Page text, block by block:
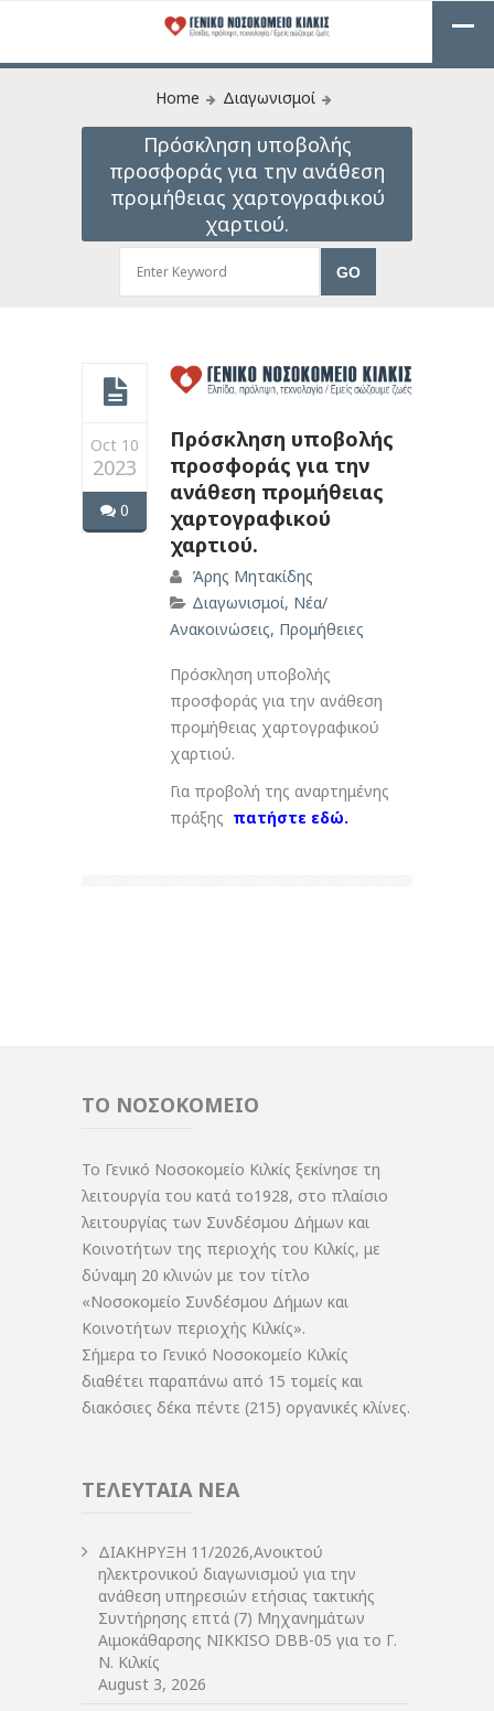
Home Διαγωνισμοί
Πρόσκληση υποβολής
προσφοράς για την ανάθεση
προμήθειας χαρτογραφικού
χαρτιού.
Oct 10
2023
0
Πρόσκληση υποβολής
προσφοράς για την
ανάθεση προμήθειας
χαρτογραφικού
χαρτιού.
Άρης Μητακίδης
Διαγωνισμοί, Νέα/
Ανακοινώσεις, Προμήθειες
Πρόσκληση υποβολής
προσφοράς για την ανάθεση
προμήθειας χαρτογραφικού
χαρτιού.
Για προβολή της αναρτημένης
πράξης πατήστε εδώ.
ΤΟ ΝΟΣΟΚΟΜΕΙΟ
Το Γενικό Νοσοκομείο Κιλκίς ξεκίνησε τη
λειτουργία του κατά το1928, στο πλαίσιο
λειτουργίας των Συνδέσμου Δήμων και
Κοινοτήτων της περιοχής του Κιλκίς, με
δύναμη 20 κλινών με τον τίτλο
«Νοσοκομείο Συνδέσμου Δήμων και
Κοινοτήτων περιοχής Κιλκίς».
Σήμερα το Γενικό Νοσοκομείο Κιλκίς
διαθέτει παραπάνω από 15 τομείς και
διακόσιες δέκα πέντε (215) οργανικές κλίνες.
ΤΕΛΕΥΤΑΙΑ ΝΕΑ
ΔIΑΚΗΡΥΞΗ 11/2026,Ανοικτού
ηλεκτρονικού διαγωνισμού για την
ανάθεση υπηρεσιών ετήσιας τακτικής
Συντήρησης επτά (7) Μηχανημάτων
Αιμοκάθαρσης NIKKISO DBB-05 για το Γ.
Ν. Κιλκίς
August 3, 2026